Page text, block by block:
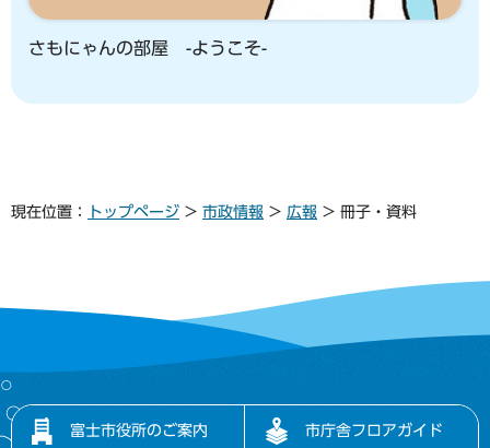
さもにゃんの部屋 -ようこそ-
現在位置： トップページ > 市政情報 > 広報 > 冊子・資料
富士市役所のご案内 市庁舎フロアガイド